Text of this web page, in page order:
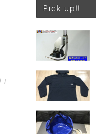
/
Pick up!!